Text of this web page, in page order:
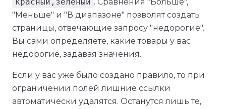
красный,зелёный . Сравнения "Больше",
"Меньше" и "В диапазоне" позволят создать
страницы, отвечающие запросу "недорогие".
Вы сами определяете, какие товары у вас
недорогие, задавая значения.
Если у вас уже было создано правило, то при
ограничении полей лишние ссылки
автоматически удалятся. Останутся лишь те,